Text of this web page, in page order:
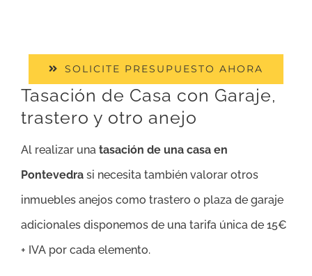
SOLICITE PRESUPUESTO AHORA
Tasación de Casa con Garaje,
trastero y otro anejo
Al realizar una tasación de una casa en
Pontevedra si necesita también valorar otros
inmuebles anejos como trastero o plaza de garaje
adicionales disponemos de una tarifa única de 15€
+ IVA por cada elemento.